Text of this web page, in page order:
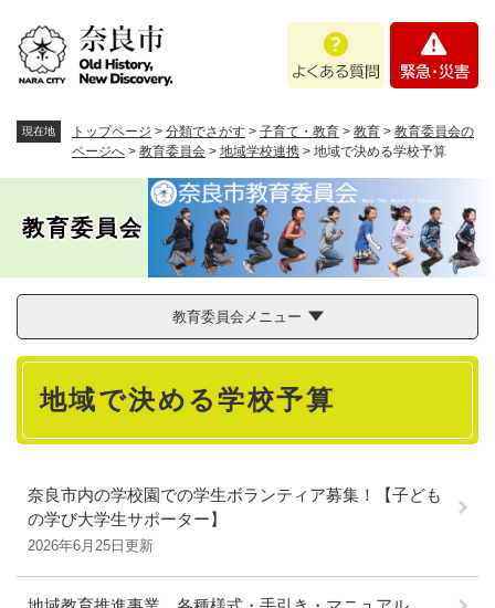
あ
問
・
現在地 トップページ > 分類でさがす > 子育て・教育 > 教育 > 教育委員会の
ページへ > 教育委員会 > 地域学校連携 > 地域で決める学校予算
教育委員会
教育委員会メニュー
本
地域で決める学校予算
奈良市内の学校園での学生ボランティア募集！【子ども
の学び大学生サポーター】
2026年6月25日更新